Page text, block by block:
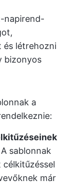
napirend-
és létrehozni
bizonyos
a
A sablonnak
már